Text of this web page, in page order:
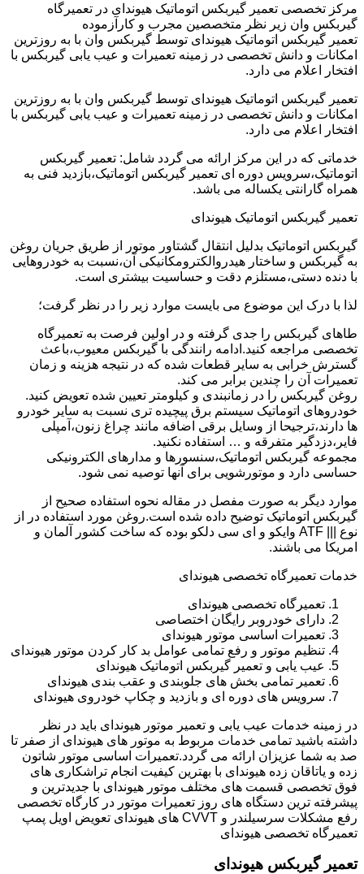
مرکز تخصصی تعمیر گیربکس اتوماتیک هیوندای در تعمیرگاه
گیربکس وان زیر نظر متخصصین مجرب و کارآزموده
تعمیر گیربکس اتوماتیک هیوندای توسط گیربکس وان با به روزترین
امکانات و دانش تخصصی در زمینه تعمیرات و عیب یابی گیربکس با
افتخار اعلام می دارد.
تعمیر گیربکس اتوماتیک هیوندای توسط گیربکس وان با به روزترین
امکانات و دانش تخصصی در زمینه تعمیرات و عیب یابی گیربکس با
افتخار اعلام می دارد.
خدماتی که در این مرکز ارائه می گردد شامل: تعمیر گیربکس
اتوماتیک،سرویس دوره ای تعمیر گیربکس اتوماتیک،بازدید فنی به
همراه گارانتی یکساله می باشد.
تعمیر گیربکس اتوماتیک هیوندای
گیربکس اتوماتیک بدلیل انتقال گشتاور موتور از طریق جریان روغن
به گیربکس و ساختار هیدروالکترومکانیکی آن،نسبت به خودروهایی
با دنده دستی،مستلزم دقت و حساسیت بیشتری است.
لذا با درک این موضوع می بایست موارد زیر را در نظر گرفت؛
طاهای گیربکس را جدی گرفته و در اولین فرصت به تعمیرگاه
تخصصی مراجعه کنید.ادامه رانندگی با گیربکس معیوب،باعث
گسترش خرابی به سایر قطعات شده که در نتیجه هزینه و زمان
تعمیرات آن را چندین برابر می کند.
روغن گیربکس را در زمانبندی و کیلومتر تعیین شده تعویض کنید.
خودروهای اتوماتیک سیستم برق پیچیده تری نسبت به سایر خودرو
ها دارند،ترجیحا از وسایل برقی اضافه مانند چراغ زنون،آمپلی
فایر،دزدگیر متفرقه و … استفاده نکنید.
مجموعه گیربکس اتوماتیک،سنسورها و مدارهای الکترونیکی
حساسی دارد و موتورشویی برای آنها توصیه نمی شود.
موارد دیگر به صورت مفصل در مقاله نحوه استفاده صحیح از
گیربکس اتوماتیک توضیح داده شده است.روغن مورد استفاده در از
نوع ||| ATF وایکو و ای سی دلکو بوده که ساخت کشور آلمان و
امریکا می باشند.
خدمات تعمیرگاه تخصصی هیوندای
تعمیرگاه تخصصی هیوندای
دارای خودروبر رایگان اختصاصی
تعمیرات اساسی موتور هیوندای
تنظیم موتور و رفع تمامی عوامل بد کار کردن موتور هیوندای
عیب یابی و تعمیر گیربکس اتوماتیک هیوندای
تعمیر تمامی بخش های جلوبندی و عقب بندی هیوندای
سرویس های دوره ای و بازدید و چکاپ خودروی هیوندای
در زمینه خدمات عیب یابی و تعمیر موتور هیوندای باید در نظر
داشته باشید تمامی خدمات مربوط به موتور های هیوندای از صفر تا
صد به شما عزیزان ارائه می گردد.تعمیرات اساسی موتور شاتون
زده و یاتاقان زده هیوندای با بهترین کیفیت انجام تراشکاری های
فوق تخصصی قسمت های مختلف موتور هیوندای با جدیدترین و
پیشرفته ترین دستگاه های روز تعمیرات موتور در کارگاه تخصصی
رفع مشکلات سرسیلندر و CVVT های هیوندای تعویض اویل پمپ
تعمیرگاه تخصصی هیوندای
تعمیر گیربکس هیوندای